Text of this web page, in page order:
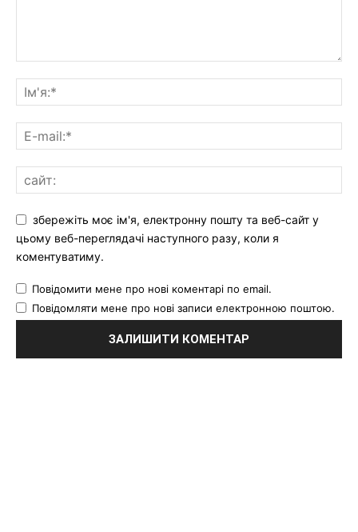
збережіть моє ім'я, електронну пошту та веб-сайт у
цьому веб-переглядачі наступного разу, коли я
коментуватиму.
Повідомити мене про нові коментарі по email.
Повідомляти мене про нові записи електронною поштою.